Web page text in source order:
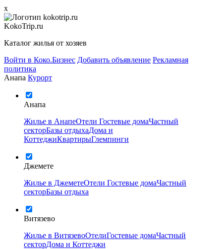
x
KokoTrip.ru
Каталог жилья от хозяев
Войти в Коко.Бизнес Добавить объявление Рекламная
политика
Анапа Курорт
Анапа
Жилье в АнапеОтели Гостевые домаЧастный
секторБазы отдыхаДома и
КоттеджиКвартирыГлемпинги
Джемете
Жилье в ДжеметеОтели Гостевые домаЧастный
секторБазы отдыха
Витязево
Жилье в ВитязевоОтелиГостевые домаЧастный
секторДома и Коттеджи